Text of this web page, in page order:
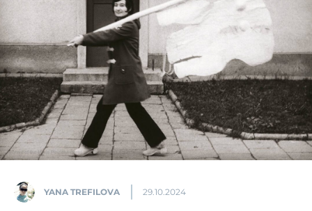
YANA TREFILOVA 29.10.2024